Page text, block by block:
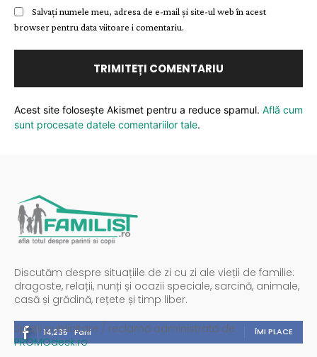
Salvați numele meu, adresa de e-mail și site-ul web în acest
browser pentru data viitoare i comentariu.
Acest site folosește Akismet pentru a reduce spamul. Află cum
sunt procesate datele comentariilor tale.
Discutăm despre situațiile de zi cu zi ale vieții de familie:
dragoste, relații, nunți și ocazii speciale, sarcină, animale,
casă și grădină, rețete și timp liber.
14,235 Fani ÎMI PLACE
Spații publicitare / reclamă administrată de
PROMOdesk.ro